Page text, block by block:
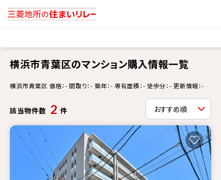
横浜市青葉区のマンション購入情報一覧
横浜市青葉区 価格：- 間取り：- 築年：- 専有面積：- 徒歩分：- 更新情報：-
該当物件数 2 件